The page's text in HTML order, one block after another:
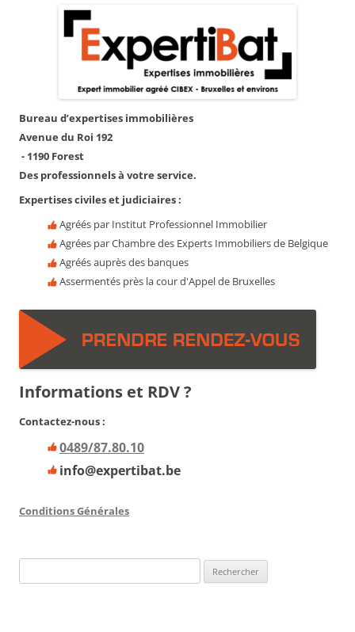
Bureau d’expertises immobilières
Avenue du Roi 192
- 1190 Forest
Des professionnels à votre service.
Expertises civiles et judiciaires :
Agréés par Institut Professionnel Immobilier
Agrées par Chambre des Experts Immobiliers de Belgique
Agréés auprès des banques
Assermentés près la cour d'Appel de Bruxelles
Informations et RDV ?
Contactez-nous :
0489/87.80.10
info@expertibat.be
Conditions Générales